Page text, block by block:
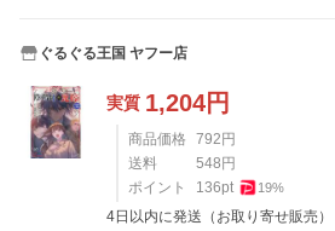
ぐるぐる王国 ヤフー店
実質 1,204円
商品価格 792 円
送料
548 円
ポイント
136pt 19%
4日以内に発送（お取り寄せ販売）